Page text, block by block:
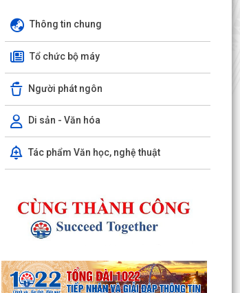
Thông tin chung
Tổ chức bộ máy
Người phát ngôn
Di sản - Văn hóa
Tác phẩm Văn học, nghệ thuật
Kế hoạch 90 ngày làm sạch, làm giàu, chuẩn
tế của...
HỘI ĐỒNG NHÂN DÂN PHƯỜNG THỦY NGUYÊN
KHÓA II, NHIỆM KỲ 2026...
Thông tin báo chí về việc tổ chức cưỡng chế thu
tuyến...